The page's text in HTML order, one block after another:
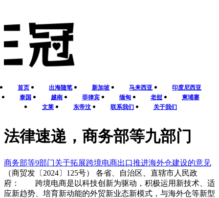
首页 出海随笔 新加坡 马来西亚
印度尼西亚
泰国
越南 菲律宾 缅甸 老挝
柬埔寨
文莱
东帝汶 联系我们 关于我们
法律速递，商务部等九部门
商务部等9部门关于拓展跨境电商出口推进海外仓建设的意见
（商贸发〔2024〕125号） 各省、自治区、直辖市人民政
府： 跨境电商是以科技创新为驱动，积极运用新技术、适
应新趋势、培育新动能的外贸新业态新模式，与海外仓等新型